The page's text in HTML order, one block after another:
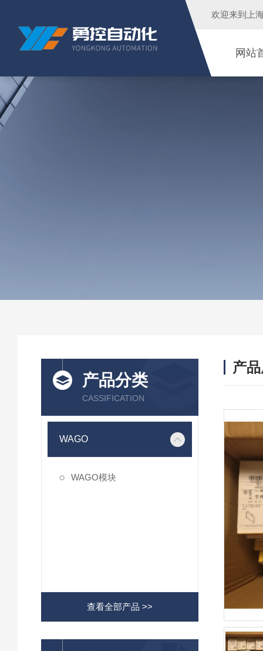
欢迎来到 上
网站
产品分类
CASSIFICATION
WAGO
WAGO模块
查看全部产品 >>
产